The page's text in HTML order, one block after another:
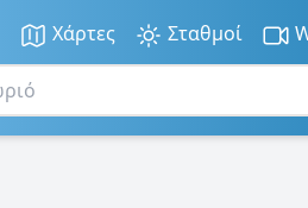
Χάρτες Σταθμοί